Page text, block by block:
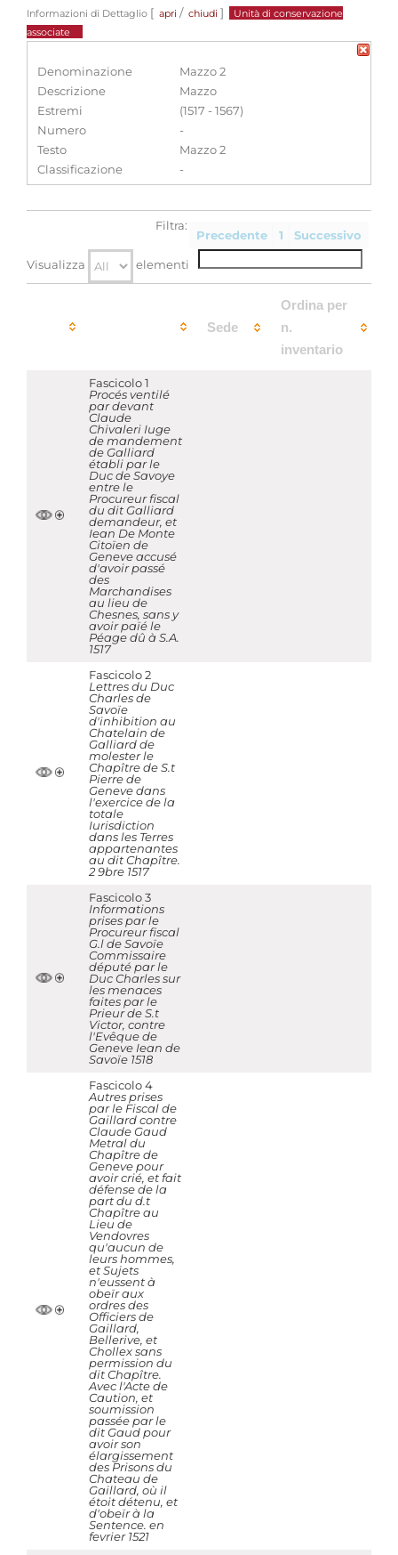
Informazioni di Dettaglio [ apri / chiudi ]
Unità di conservazione
associate
Denominazione
Mazzo 2
Descrizione
Mazzo
Estremi
(1517 - 1567)
Numero
-
Testo
Mazzo 2
Classificazione
-
Precedente 1 Successivo
Visualizza elementi
Filtra:
Sede
Ordina per
n.
inventario
Fascicolo 1
Procés ventilé
par devant
Claude
Chivaleri Iuge
de mandement
de Galliard
établi par le
Duc de Savoye
entre le
Procureur fiscal
du dit Galliard
demandeur, et
Iean De Monte
Citoïen de
Geneve accusé
d'avoir passé
des
Marchandises
au lieu de
Chesnes, sans y
avoir païé le
Péage dû à S.A.
1517
Fascicolo 2
Lettres du Duc
Charles de
Savoïe
d'inhibition au
Chatelain de
Galliard de
molester le
Chapître de S.t
Pierre de
Geneve dans
l'exercice de la
totale
Iurisdiction
dans les Terres
appartenantes
au dit Chapître.
2 9bre 1517
Fascicolo 3
Informations
prises par le
Procureur fiscal
G.l de Savoïe
Commissaire
député par le
Duc Charles sur
les menaces
faites par le
Prieur de S.t
Victor, contre
l'Evêque de
Geneve Iean de
Savoïe 1518
Fascicolo 4
Autres prises
par le Fiscal de
Gaillard contre
Claude Gaud
Metral du
Chapître de
Geneve pour
avoir crié, et fait
défense de la
part du d.t
Chapître au
Lieu de
Vendovres
qu'aucun de
leurs hommes,
et Sujets
n'eussent à
obeïr aux
ordres des
Officiers de
Gaillard,
Bellerive, et
Chollex sans
permission du
dit Chapître.
Avec l'Acte de
Caution, et
soumission
passée par le
dit Gaud pour
avoir son
élargissement
des Prisons du
Chateau de
Gaillard, où il
étoit détenu, et
d'obeïr à la
Sentence. en
fevrier 1521